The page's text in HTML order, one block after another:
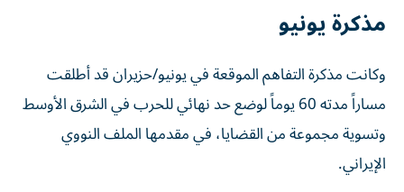
مذكرة يونيو
وكانت مذكرة التفاهم الموقعة في يونيو/حزيران قد أطلقت
مساراً مدته 60 يوماً لوضع حد نهائي للحرب في الشرق الأوسط
وتسوية مجموعة من القضايا، في مقدمها الملف النووي
الإيراني.